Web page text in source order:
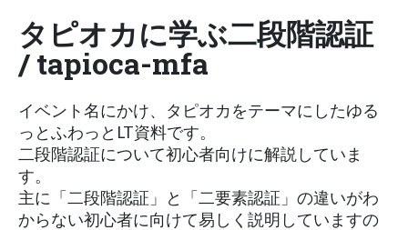
タピオカに学ぶ二段階認証
/ tapioca-mfa
イベント名にかけ、タピオカをテーマにしたゆる
っとふわっとLT資料です。
二段階認証について初心者向けに解説していま
す。
主に「二段階認証」と「二要素認証」の違いがわ
からない初心者に向けて易しく説明していますの